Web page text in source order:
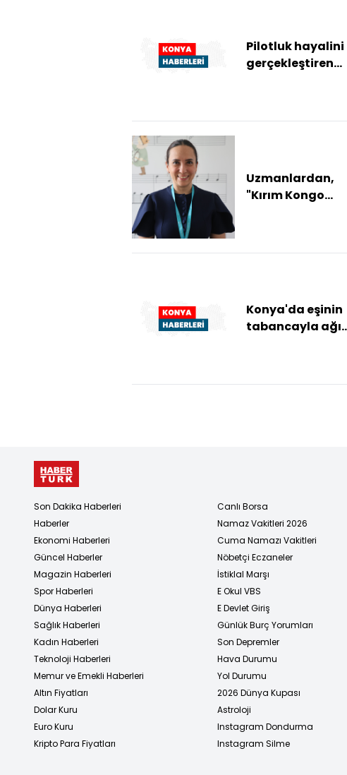
Pilotluk hayalini
gerçekleştiren
Uzmanlardan,
"Kırım Kongo
Konya'da eşinin
tabancayla ağır
Son Dakika Haberleri
Haberler
Ekonomi Haberleri
Güncel Haberler
Magazin Haberleri
Spor Haberleri
Dünya Haberleri
Sağlık Haberleri
Kadın Haberleri
Teknoloji Haberleri
Memur ve Emekli Haberleri
Altın Fiyatları
Dolar Kuru
Euro Kuru
Kripto Para Fiyatları
Canlı Borsa
Namaz Vakitleri 2026
Cuma Namazı Vakitleri
Nöbetçi Eczaneler
İstiklal Marşı
E Okul VBS
E Devlet Giriş
Günlük Burç Yorumları
Son Depremler
Hava Durumu
Yol Durumu
2026 Dünya Kupası
Astroloji
Instagram Dondurma
Instagram Silme